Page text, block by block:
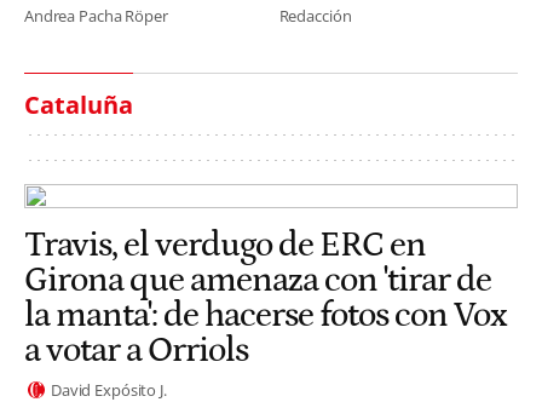
Andrea Pacha Röper Redacción
Cataluña
Travis, el verdugo de ERC en
Girona que amenaza con 'tirar de
la manta': de hacerse fotos con Vox
a votar a Orriols
David Expósito J.